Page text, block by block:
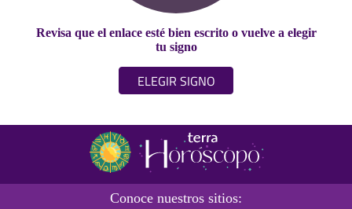
Revisa que el enlace esté bien escrito o vuelve a elegir
tu signo
ELEGIR SIGNO
Conoce nuestros sitios: